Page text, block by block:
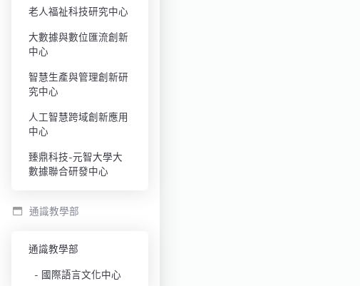
老人福祉科技研究中心
大數據與數位匯流創新
中心
智慧生產與管理創新研
究中心
人工智慧跨域創新應用
中心
臻鼎科技-元智大學大
數據聯合研發中心
通識教學部
通識教學部
國際語言文化中心